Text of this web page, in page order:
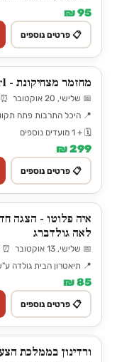
95 ₪
📋 פרטים נוספים
מחזמר מצחיקונת - Funny Girl
📅 שלישי, 20 אוקטובר ⏰ 20:30
📍 היכל התרבות פתח
🗓️ + 1 מועדים נוספים
299 ₪
📋 פרטים נוספים
איה פלוטו - הצגה
לאה גולדברג
📅 שלישי, 13 אוקטובר ⏰ 17:30
📍 תיאטרון הבית גולדה
85 ₪
📋 פרטים נוספים
ורדינון בממלכת